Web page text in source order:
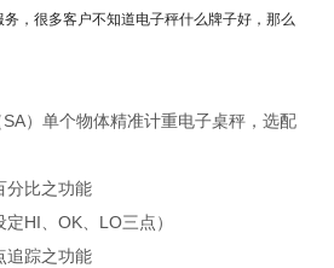
，很多客户不知道电子秤什么牌子好，那么
）单个物体精准计重电子桌秤，选配
分比之功能
HI、OK、LO三点）
追踪之功能